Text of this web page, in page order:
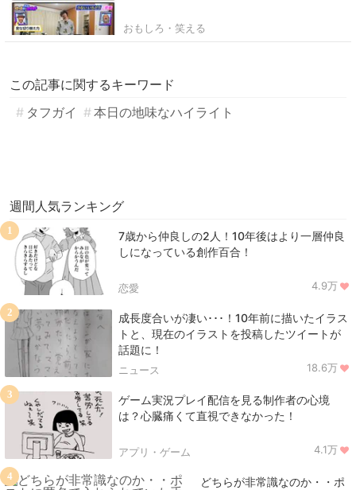
おもしろ・笑える
この記事に関するキーワード
タフガイ
本日の地味なハイライト
週間人気ランキング
7歳から仲良しの2人！10年後はより一層仲良
しになっている創作百合！
恋愛 4.9万
1
成長度合いが凄い･･･！10年前に描いたイラス
トと、現在のイラストを投稿したツイートが
話題に！
ニュース 18.6万
2
ゲーム実況プレイ配信を見る制作者の心境
は？心臓痛くて直視できなかった！
アプリ・ゲーム 4.1万
3
どちらが非常識なのか・・ポ
4